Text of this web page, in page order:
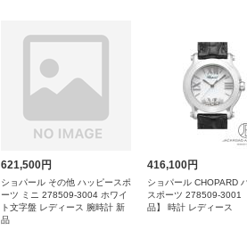
621,500円 416,100円
ショパール その他 ハッピースポ
ーツ ミニ 278509-3004 ホワイ
ト文字盤 レディース 腕時計 新
品
ショパール CHOPARD
スポーツ 278509-3001
品】 時計 レディース